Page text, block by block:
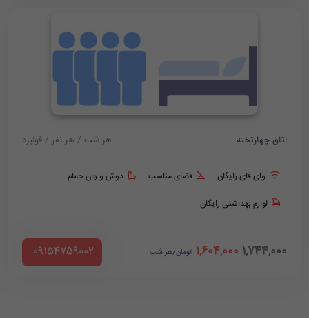
اتاق چهارتخته هر شب / هر نفر / فولبرد
وای فای رایگان فضای مناسب دوش و وان حمام
لوازم بهداشتی رایگان
1,744,000
1,604,000 تومان/هر شب ‪ 09154759002